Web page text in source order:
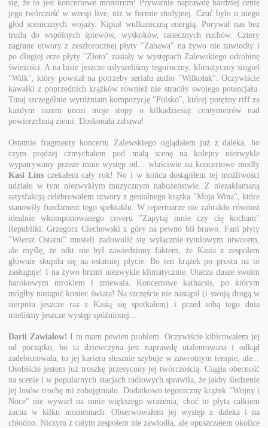
się, że to jest koncertowe monstrum! Prywatnie naprawdę bardziej cenię
jego twórczość w wersji live, niż w formie studyjnej. Czuć było u niego
głód scenicznych wojaży. Kipiał wulkaniczną energią. Porywał nas bez
trudu do wspólnych śpiewów, wyskoków, tanecznych ruchów. Cztery
zagrane utwory z zeszłorocznej płyty "Zabawa" na żywo nie zawiodły i
po długiej erze płyty "Złoto" zasiały w występach Zalewskiego odrobinę
świeżości. A na bisie jeszcze usłyszeliśmy tegoroczny, klimatyczny singiel
"Wilk", który powstał na potrzeby serialu audio "Wilkołak". Oczywiście
kawałki z poprzednich krążków również nie straciły swojego potencjału.
Tutaj szczególnie wyróżniam kompozycję "Polsko", której potężny riff za
każdym razem unosi moje stopy o kilkadziesiąt centymetrów nad
powierzchnią ziemi. Doskonała zabawa!
Ostatnie fragmenty koncertu Zalewskiego oglądałem już z daleka, bo
czym prędzej czmychałem pod małą scenę na kolejny niezwykle
wypatrywany przeze mnie występ od... właściwie na koncertowe modły
Kasi Linsczekałem cały rok! No i w końcu dostąpiłem tej możliwości
udziału w tym niezwykłym muzycznym nabożeństwie. Z niezakłamaną
satysfakcją celebrowałem utwory z genialnego krążka "Moja Wina", które
stanowiły fundament tego spektaklu. W repertuarze nie zabrakło również
idealnie wkomponowanego coveru "Zapytaj mnie czy cię kocham"
Republiki. Grzegorz Ciechowski z góry na pewno bił brawo. Fani płyty
"Wiersz Ostatni" musieli zadowolić się wyłącznie tytułowym utworem,
ale myślę, że nikt nie był zawiedziony faktem, że Kasia z zespołem
głównie skupiła się na ostatniej płycie. Bo ten krążek po prostu na to
zasługuje! I na żywo brzmi niezwykle klimatycznie. Otacza dusze swoim
barokowym mrokiem i zniewala. Koncertowe katharsis, po którym
mógłby nastąpić koniec świata! Na szczęście nie nastąpił (i swoją drogą w
sierpniu jeszcze raz z Kasią się spotkałem) i przed sobą tego dnia
mieliśmy jeszcze występ spóźnionej...
Darii Zawiałow! I tu mam pewien problem. Oczywiście kibicowałem jej
od początku, bo ta dziewczyna jest naprawdę utalentowana i odkąd
zadebiutowała, to jej kariera słusznie szybuje w zawrotnym tempie, ale...
Osobiście jestem już troszkę przesycony jej twórczością. Ciągła obecność
na scenie i w popularnych stacjach radiowych sprawiła, że jakby śledzenie
jej losów trochę mi zobojętniało. Dodatkowo tegoroczny krążek "Wojny i
Noce" nie wywarł na mnie większego wrażenia, choć to płyta całkiem
zacna w kilku momentach. Obserwowałem jej występ z daleka i na
chłodno. Niczym z całym zespołem nie zawiodła, ale opuszczałem okolice